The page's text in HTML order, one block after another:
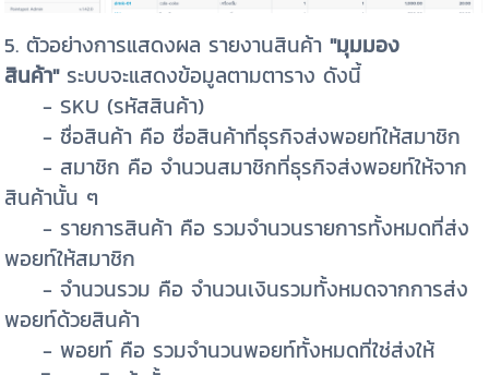
5. ตัวอย่างการแสดงผล รายงานสินค้า"มุมมอง
สินค้า" ระบบจะแสดงข้อมูลตามตาราง ดังนี้
- SKU (รหัสสินค้า)
- ชื่อสินค้า คือ ชื่อสินค้าที่ธุรกิจส่งพอยท์ให้สมาชิก
- สมาชิก คือ จำนวนสมาชิกที่ธุรกิจส่งพอยท์ให้จาก
สินค้านั้น ๆ
- รายการสินค้า คือ รวมจำนวนรายการทั้งหมดที่ส่ง
พอยท์ให้สมาชิก
- จำนวนรวม คือ จำนวนเงินรวมทั้งหมดจากการส่ง
พอยท์ด้วยสินค้า
- พอยท์ คือ รวมจำนวนพอยท์ทั้งหมดที่ใช่ส่งให้